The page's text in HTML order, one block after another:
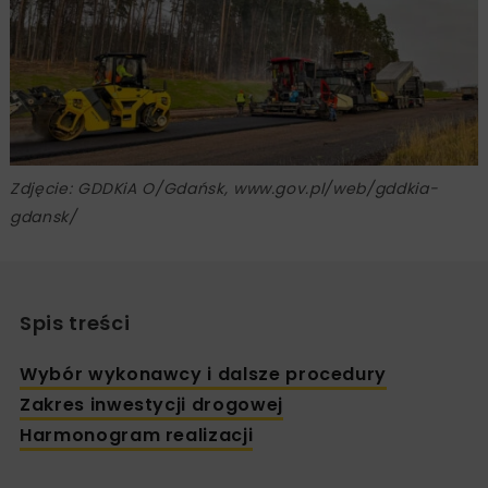
Zdjęcie: GDDKiA O/Gdańsk, www.gov.pl/web/gddkia-
gdansk/
Spis treści
Wybór wykonawcy i dalsze procedury
Zakres inwestycji drogowej
Harmonogram realizacji